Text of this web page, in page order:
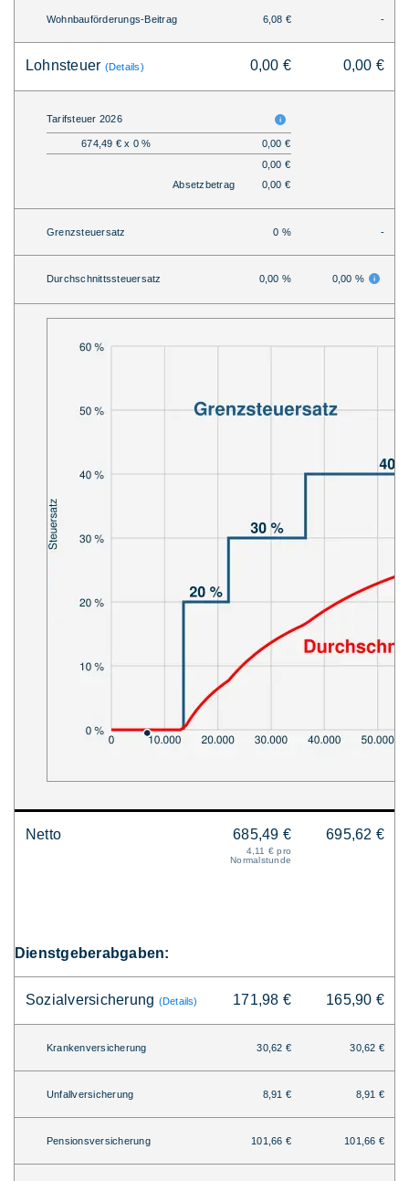
Wohnbauförderungs-Beitrag 6,08 € -
Lohnsteuer (Details) 0,00 € 0,00 €
Tarifsteuer 2026
674,49 € x 0 %
0,00 €
0,00 €
Absetzbetrag
0,00 €
Grenzsteuersatz 0 % -
Durchschnittssteuersatz 0,00 % 0,00 %
Netto 685,49 €
4,11 € pro
Normalstunde
695,62 €
Dienstgeberabgaben:
Sozialversicherung (Details) 171,98 € 165,90 €
Krankenversicherung 30,62 € 30,62 €
Unfallversicherung 8,91 € 8,91 €
Pensionsversicherung 101,66 € 101,66 €